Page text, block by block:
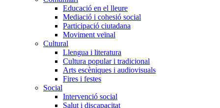
Educació en el lleure
Mediació i cohesió social
Participació ciutadana
Moviment veïnal
Cultural
Llengua i literatura
Cultura popular i tradicional
Arts escèniques i audiovisuals
Fires i festes
Social
Intervenció social
Salut i discapacitat